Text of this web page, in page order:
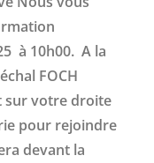
à 10h00. A la
FOCH
sur votre droite
pour rejoindre
devant la